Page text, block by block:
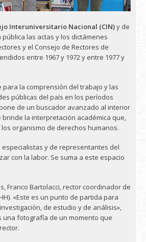
Interuniversitario Nacional (CIN)y de
las actas y los dictámenes
y el Consejo de Rectores de
entre 1967 y 1972 y entre 1977 y
para la comprensión del trabajo y las
públicas del país en los períodos
de un buscador avanzado al interior
la interpretación académica que,
organismo de derechos humanos.
y de representantes del
con la labor. Se suma a este espacio
Franco Bartolacci, rector coordinador de
«Este es un punto de partida para
de estudio y de análisis»,
una fotografía de un momento que